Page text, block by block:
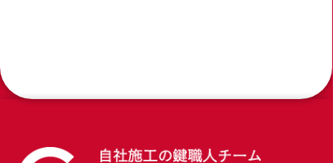
4600に加工交換
2026.04.02